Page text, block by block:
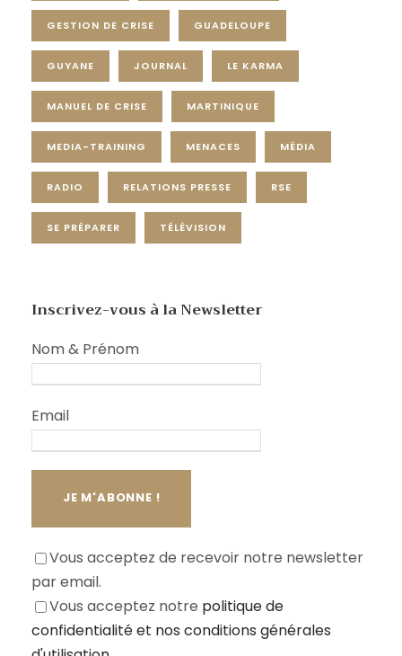
GESTION DE CRISE GUADELOUPE
GUYANE JOURNAL LE KARMA
MANUEL DE CRISE MARTINIQUE
MEDIA-TRAINING MENACES MÉDIA
RADIO RELATIONS PRESSE RSE
SE PRÉPARER TÉLÉVISION
Inscrivez-vous à la Newsletter
Nom & Prénom
Email
Vous acceptez de recevoir notre newsletter
par email.
Vous acceptez notre politique de
confidentialitéet nos conditions générales